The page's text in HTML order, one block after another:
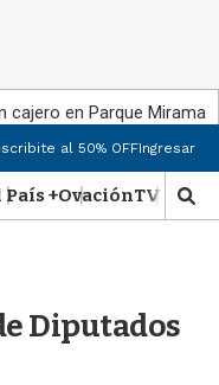
cajero en Parque Miramar
al 50% OFFIngresar
País +OvaciónTV Show
M
o
Diputados